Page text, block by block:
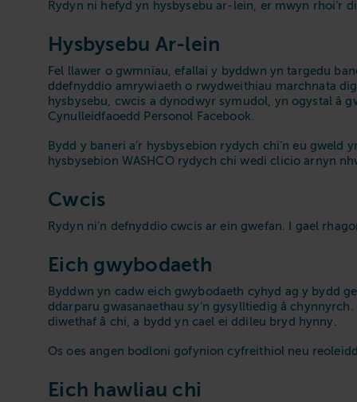
Rydyn ni hefyd yn hysbysebu ar-lein, er mwyn rhoi’r
Hysbysebu Ar-lein
Fel llawer o gwmnïau, efallai y byddwn yn targedu
ddefnyddio amrywiaeth o rwydweithiau marchnata
hysbysebu, cwcis a dynodwyr symudol, yn ogystal â
Cynulleidfaoedd Personol Facebook.
Bydd y baneri a’r hysbysebion rydych chi’n eu
hysbysebion WASHCO rydych chi wedi clicio arnyn
Cwcis
Rydyn ni’n defnyddio cwcis ar ein gwefan. I gael
Eich gwybodaeth
Byddwn yn cadw eich gwybodaeth cyhyd ag y bydd
ddarparu gwasanaethau sy’n gysylltiedig â
diwethaf â chi, a bydd yn cael ei ddileu bryd hynny.
Os oes angen bodloni gofynion cyfreithiol neu
Eich hawliau chi